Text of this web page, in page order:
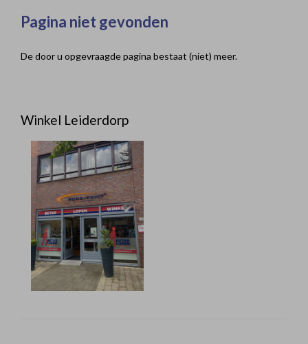
Pagina niet gevonden
De door u opgevraagde pagina bestaat (niet) meer.
Winkel Leiderdorp